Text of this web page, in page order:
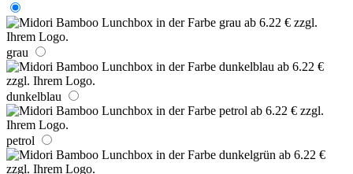
grau
dunkelblau
petrol